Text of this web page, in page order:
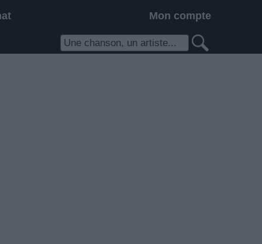
Mon compte